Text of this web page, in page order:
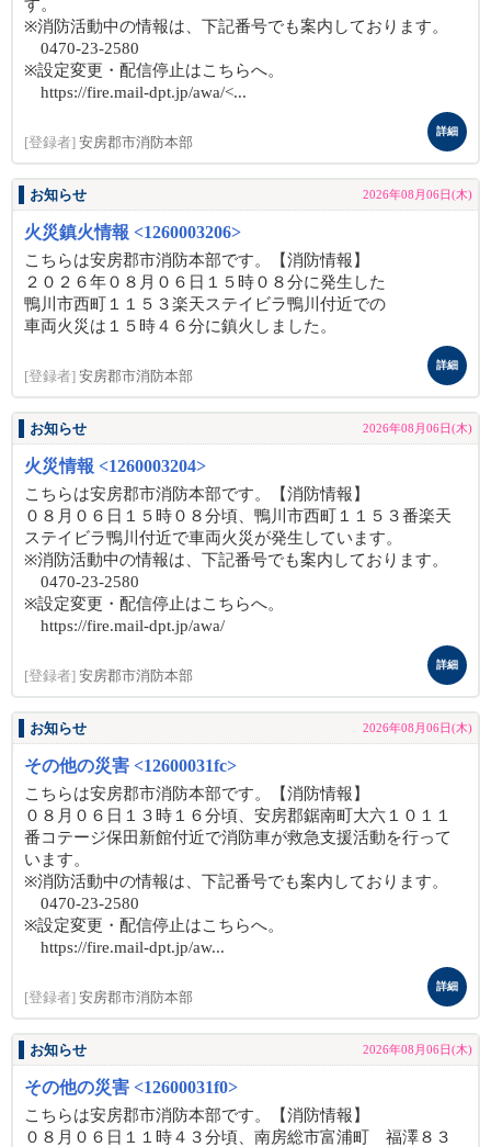
す。
※消防活動中の情報は、下記番号でも案内しております。
0470-23-2580
※設定変更・配信停止はこちらへ。
https://fire.mail-dpt.jp/awa/<...
[登録者] 安房郡市消防本部
詳細
お知らせ 2026年08月06日(木)
火災鎮火情報 <1260003206>
こちらは安房郡市消防本部です。【消防情報】
２０２６年０８月０６日１５時０８分に発生した
鴨川市西町１１５３楽天ステイビラ鴨川付近での
車両火災は１５時４６分に鎮火しました。
[登録者] 安房郡市消防本部
詳細
お知らせ 2026年08月06日(木)
火災情報 <1260003204>
こちらは安房郡市消防本部です。【消防情報】
０８月０６日１５時０８分頃、鴨川市西町１１５３番楽天
ステイビラ鴨川付近で車両火災が発生しています。
※消防活動中の情報は、下記番号でも案内しております。
0470-23-2580
※設定変更・配信停止はこちらへ。
https://fire.mail-dpt.jp/awa/
[登録者] 安房郡市消防本部
詳細
お知らせ 2026年08月06日(木)
その他の災害 <12600031fc>
こちらは安房郡市消防本部です。【消防情報】
０８月０６日１３時１６分頃、安房郡鋸南町大六１０１１
番コテージ保田新館付近で消防車が救急支援活動を行って
います。
※消防活動中の情報は、下記番号でも案内しております。
0470-23-2580
※設定変更・配信停止はこちらへ。
https://fire.mail-dpt.jp/aw...
[登録者] 安房郡市消防本部
詳細
お知らせ 2026年08月06日(木)
その他の災害 <12600031f0>
こちらは安房郡市消防本部です。【消防情報】
０８月０６日１１時４３分頃、南房総市富浦町 福澤８３